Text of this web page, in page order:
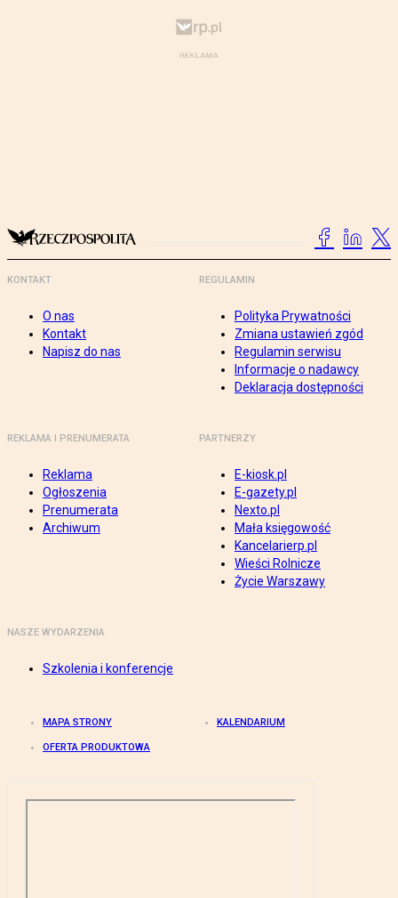
KONTAKT
O nas
Kontakt
Napisz do nas
REGULAMIN
Polityka Prywatności
Zmiana ustawień zgód
Regulamin serwisu
Informacje o nadawcy
Deklaracja dostępności
REKLAMA I PRENUMERATA
Reklama
Ogłoszenia
Prenumerata
Archiwum
PARTNERZY
E-kiosk.pl
E-gazety.pl
Nexto.pl
Mała księgowość
Kancelarierp.pl
Wieści Rolnicze
Życie Warszawy
NASZE WYDARZENIA
Szkolenia i konferencje
MAPA STRONY KALENDARIUM
OFERTA PRODUKTOWA